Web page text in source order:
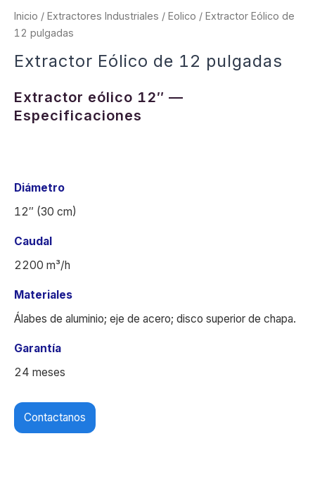
Inicio / Extractores Industriales / Eolico / Extractor Eólico de
12 pulgadas
Extractor Eólico de 12 pulgadas
Extractor eólico 12″ —
Especificaciones
Diámetro
12″ (30 cm)
Caudal
2200 m³/h
Materiales
Álabes de aluminio; eje de acero; disco superior de chapa.
Garantía
24 meses
Contactanos